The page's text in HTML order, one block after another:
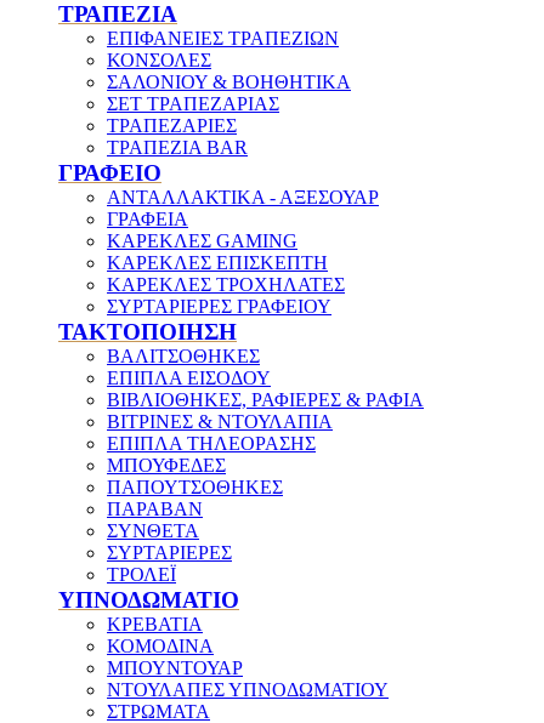
ΤΡΑΠΕΖΙΑ
ΕΠΙΦΑΝΕΙΕΣ ΤΡΑΠΕΖΙΩΝ
ΚΟΝΣΟΛΕΣ
ΣΑΛΟΝΙΟΥ & ΒΟΗΘΗΤΙΚΑ
ΣΕΤ ΤΡΑΠΕΖΑΡΙΑΣ
ΤΡΑΠΕΖΑΡΙΕΣ
ΤΡΑΠΕΖΙΑ BAR
ΓΡΑΦΕΙΟ
ΑΝΤΑΛΛΑΚΤΙΚΑ - ΑΞΕΣΟΥΑΡ
ΓΡΑΦΕΙΑ
ΚΑΡΕΚΛΕΣ GAMING
ΚΑΡΕΚΛΕΣ ΕΠΙΣΚΕΠΤΗ
ΚΑΡΕΚΛΕΣ ΤΡΟΧΗΛΑΤΕΣ
ΣΥΡΤΑΡΙΕΡΕΣ ΓΡΑΦΕΙΟΥ
ΤΑΚΤΟΠΟΙΗΣΗ
ΒΑΛΙΤΣΟΘΗΚΕΣ
ΕΠΙΠΛΑ ΕΙΣΟΔΟΥ
ΒΙΒΛΙΟΘΗΚΕΣ, ΡΑΦΙΕΡΕΣ & ΡΑΦΙΑ
ΒΙΤΡΙΝΕΣ & ΝΤΟΥΛΑΠΙΑ
ΕΠΙΠΛΑ ΤΗΛΕΟΡΑΣΗΣ
ΜΠΟΥΦΕΔΕΣ
ΠΑΠΟΥΤΣΟΘΗΚΕΣ
ΠΑΡΑΒΑΝ
ΣΥΝΘΕΤΑ
ΣΥΡΤΑΡΙΕΡΕΣ
ΤΡΟΛΕΪ
ΥΠΝΟΔΩΜΑΤΙΟ
ΚΡΕΒΑΤΙΑ
ΚΟΜΟΔΙΝΑ
ΜΠΟΥΝΤΟΥΑΡ
ΝΤΟΥΛΑΠΕΣ ΥΠΝΟΔΩΜΑΤΙΟΥ
ΣΤΡΩΜΑΤΑ